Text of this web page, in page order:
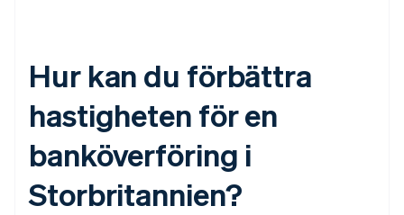
Hur kan du förbättra
hastigheten för en
banköverföring i
Storbritannien?